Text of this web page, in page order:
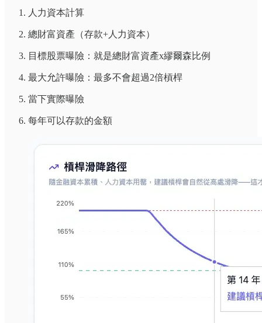
人力資本計算
總財富資產（存款+人力資本）
目標股票曝險：就是總財富資產x繆爾森比例
最大允許曝險：最多不會超過2倍槓桿
當下實際曝險
每年可以存款的金額